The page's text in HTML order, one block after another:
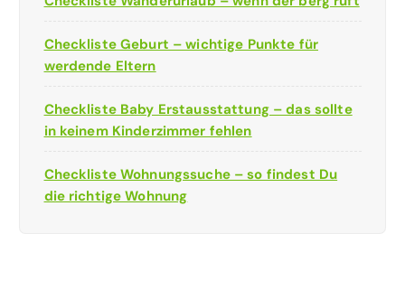
Checkliste Geburt – wichtige Punkte für
werdende Eltern
Checkliste Baby Erstausstattung – das sollte
in keinem Kinderzimmer fehlen
Checkliste Wohnungssuche – so findest Du
die richtige Wohnung